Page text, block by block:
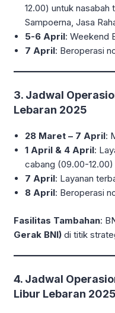
12.00) untuk nasabah
Sampoerna, Jasa
5-6 April: Weekend
7 April: Beroperasi
3. Jadwal
Lebaran 2025
28 Maret – 7 April:
1 April & 4 April:
cabang (09.00-12.00)
7 April: Layanan
8 April: Beroperasi
Fasilitas Tambahan:
Gerak BNI) di titik
4. Jadwal
Libur Lebaran 2025